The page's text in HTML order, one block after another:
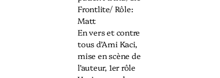
Frontlite/ Rôle:
Matt
En vers et contre
tous d’Ami Kaci,
mise en scène de
l’auteur, 1er rôle